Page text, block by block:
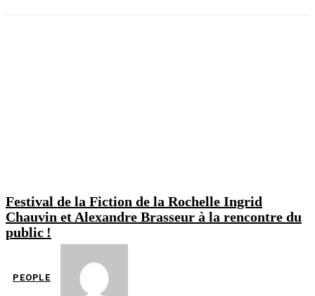
Festival de la Fiction de la Rochelle Ingrid
Chauvin et Alexandre Brasseur à la rencontre du
public !
PEOPLE